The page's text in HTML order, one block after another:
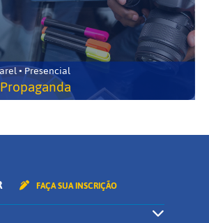
• Presencial
FAÇA SUA INSCRIÇÃO